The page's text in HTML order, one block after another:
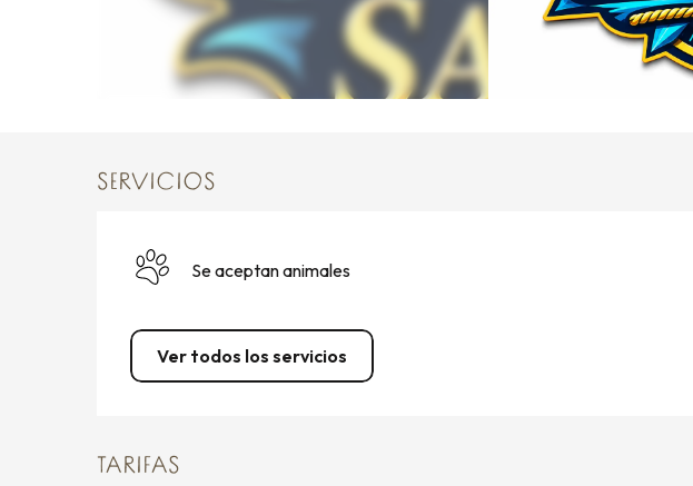
SERVICIOS
Se aceptan animales
Ver todos los servicios
TARIFAS